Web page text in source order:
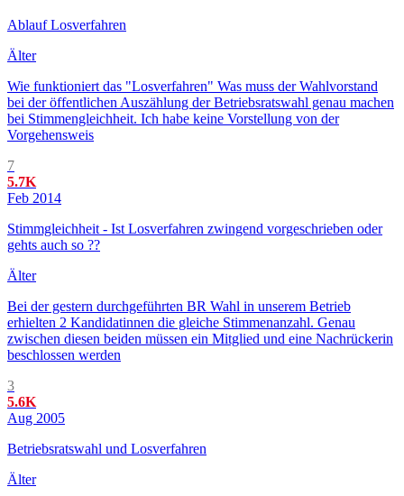
Ablauf Losverfahren
Älter
Wie funktioniert das "Losverfahren" Was muss der Wahlvorstand
bei der öffentlichen Auszählung der Betriebsratswahl genau machen
bei Stimmengleichheit. Ich habe keine Vorstellung von der
Vorgehensweis
7
5.7K
Feb 2014
Stimmgleichheit - Ist Losverfahren zwingend vorgeschrieben oder
gehts auch so ??
Älter
Bei der gestern durchgeführten BR Wahl in unserem Betrieb
erhielten 2 Kandidatinnen die gleiche Stimmenanzahl. Genau
zwischen diesen beiden müssen ein Mitglied und eine Nachrückerin
beschlossen werden
3
5.6K
Aug 2005
Betriebsratswahl und Losverfahren
Älter